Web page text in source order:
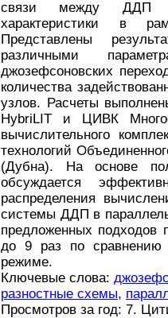
связи между ДДП
характеристики в
Представлены
различными
джозефсоновских
количества
узлов. Расчеты
HybriLIT и ЦИВК
вычислительного
технологий
(Дубна). На основе
обсуждается
распределения
системы ДДП в
предложенных подходов
до 9 раз по сравнению
режиме.
Ключевые слова:
разностные схемы,
Просмотров за год: 7.